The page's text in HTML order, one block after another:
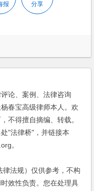
报 分享
论、案例、法律咨询
春宝高级律师本人。欢
不得擅自摘编、转载。
"法律桥"，并链接本
。
法规）仅供参考，不构
效性负责。您在处理具